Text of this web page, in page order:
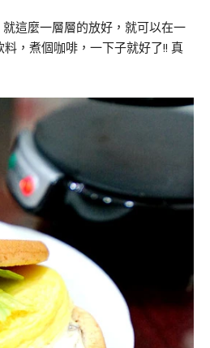
就這麼一層層的放好，就可以在一
，煮個咖啡，一下子就好了!! 真